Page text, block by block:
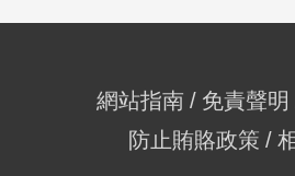
網站指南 免責聲明
防止賄賂政策